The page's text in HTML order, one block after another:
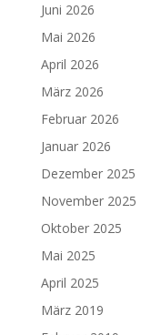
Juni 2026
Mai 2026
April 2026
März 2026
Februar 2026
Januar 2026
Dezember 2025
November 2025
Oktober 2025
Mai 2025
April 2025
März 2019